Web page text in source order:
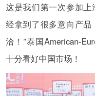
这是我们第一次参加
经拿到了很多意向产
洽！”泰国American-
十分看好中国市场！